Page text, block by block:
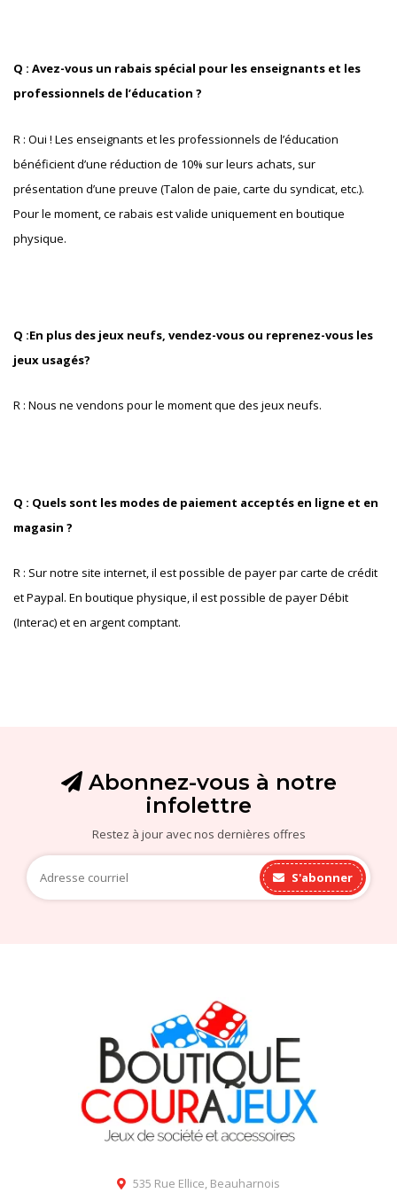
Q : Avez-vous un rabais spécial pour les enseignants et les
professionnels de l’éducation ?
R : Oui ! Les enseignants et les professionnels de l’éducation
bénéficient d’une réduction de 10% sur leurs achats, sur
présentation d’une preuve (Talon de paie, carte du syndicat, etc.).
Pour le moment, ce rabais est valide uniquement en boutique
physique.
Q :En plus des jeux neufs, vendez-vous ou reprenez-vous les
jeux usagés?
R : Nous ne vendons pour le moment que des jeux neufs.
Q : Quels sont les modes de paiement acceptés en ligne et en
magasin ?
R : Sur notre site internet, il est possible de payer par carte de crédit
et Paypal. En boutique physique, il est possible de payer Débit
(Interac) et en argent comptant.
Abonnez-vous à notre
infolettre
Restez à jour avec nos dernières offres
S'abonner
535 Rue Ellice, Beauharnois